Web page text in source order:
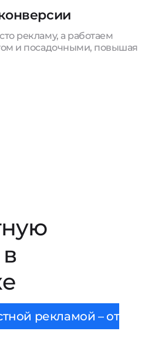
рекламу, а работаем
и посадочными, повышая
рекламой – от